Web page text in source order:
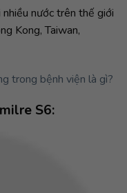
nước trên thế giới
Kong, Taiwan,
trong bệnh viện là gì?
S6: